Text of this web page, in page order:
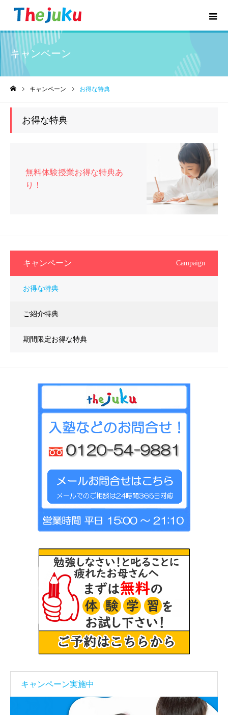
キャンペーン
キャンペーン お得な特典
お得な特典
無料体験授業お得な特典あ
り！
キャンペーン Campaign
お得な特典
ご紹介特典
期間限定お得な特典
キャンペーン実施中